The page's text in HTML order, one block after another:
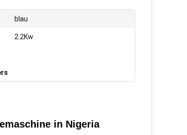
blau
2.2Kw
in Nigeria